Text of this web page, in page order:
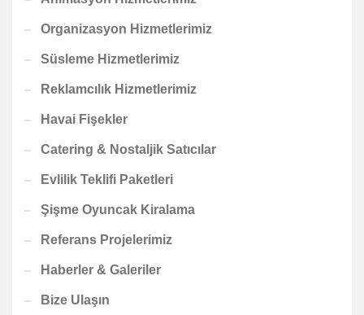
Organizasyon Hizmetlerimiz
Süsleme Hizmetlerimiz
Reklamcılık Hizmetlerimiz
Havai Fişekler
Catering & Nostaljik Satıcılar
Evlilik Teklifi Paketleri
Şişme Oyuncak Kiralama
Referans Projelerimiz
Haberler & Galeriler
Bize Ulaşın